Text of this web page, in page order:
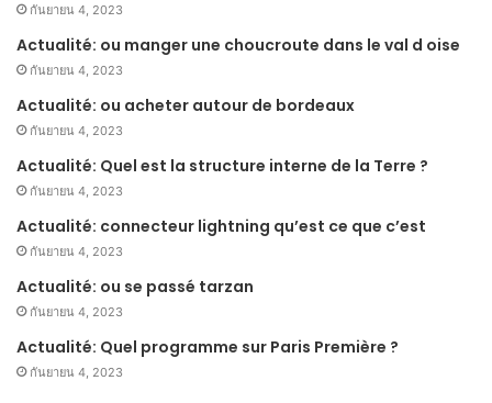
กันยายน 4, 2023
Actualité: ou manger une choucroute dans le val d oise
กันยายน 4, 2023
Actualité: ou acheter autour de bordeaux
กันยายน 4, 2023
Actualité: Quel est la structure interne de la Terre ?
กันยายน 4, 2023
Actualité: connecteur lightning qu’est ce que c’est
กันยายน 4, 2023
Actualité: ou se passé tarzan
กันยายน 4, 2023
Actualité: Quel programme sur Paris Première ?
กันยายน 4, 2023